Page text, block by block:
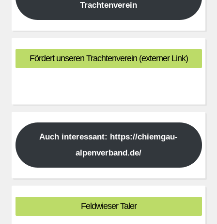
Trachtenverein
Fördert unseren Trachtenverein (externer Link)
Auch interessant: https://chiemgau-
alpenverband.de/
Feldwieser Taler